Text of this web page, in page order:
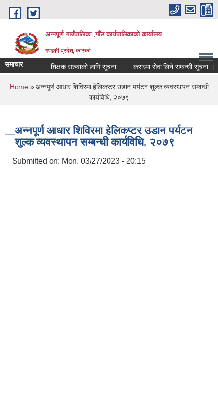
Skip to main content
अन्नपूर्ण गाउँपालिका ,गाँउ कार्यपालिकाको कार्यालय
गण्डकी प्रदेश, कास्की
समाचार शिक्षक सरुवाको लागि सूचना करारमा सेवा लिने सम्बन्धी सूचना ।
You are here
Home» अन्नपूर्ण आधार शिविरमा हेलिकप्टर उडान पर्यटन शुल्क व्यवस्थापन सम्बन्धी
कार्यविधि, २०७९
अन्नपूर्ण आधार शिविरमा हेलिकप्टर उडान पर्यटन
शुल्क व्यवस्थापन सम्बन्धी कार्यविधि, २०७९
Submitted on: Mon, 03/27/2023 - 20:15